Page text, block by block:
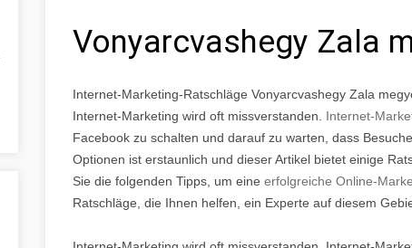
Vonyarcvashegy Zala
Internet-Marketing-Ratschläge Vonyarcvashegy Zala
Internet-Marketing wird oft missverstanden. Internet-
Facebook zu schalten und darauf zu warten, dass
Optionen ist erstaunlich und dieser Artikel bietet einige
Sie die folgenden Tipps, um eine erfolgreiche Online-
Ratschläge, die Ihnen helfen, ein Experte auf diesem